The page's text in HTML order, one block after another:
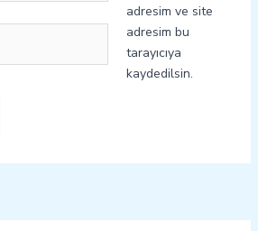
adresim ve site
adresim bu
tarayıcıya
kaydedilsin.